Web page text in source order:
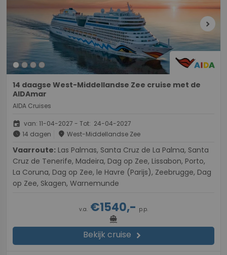
chevron_right
14 daagse West-Middellandse Zee cruise met de
AIDAmar
AIDA Cruises
event van: 11-04-2027 - Tot: 24-04-2027
schedule 14 dagen place West-Middellandse Zee
Vaarroute:
Cruz de Tenerife, Madeira, Dag op Zee, Lissabon, Porto,
La Coruna, Dag op Zee, le Havre (Parijs), Zeebrugge, Dag
op Zee, Skagen, Warnemunde
v.a. €1540,- p.p.
directions_boat
Bekijk cruise chevron_right